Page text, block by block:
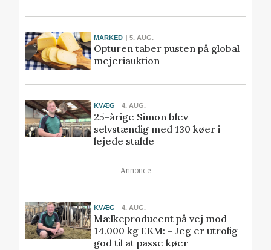
MARKED 5. AUG.
Opturen taber pusten på global
mejeriauktion
KVÆG 4. AUG.
25-årige Simon blev
selvstændig med 130 køer i
lejede stalde
Annonce
KVÆG 4. AUG.
Mælkeproducent på vej mod
14.000 kg EKM: - Jeg er utrolig
god til at passe køer